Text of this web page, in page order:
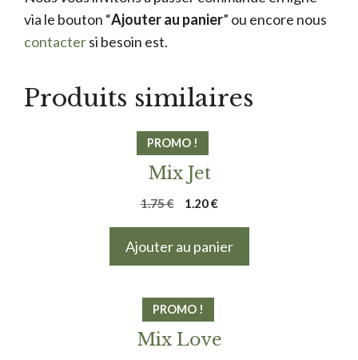
via le bouton “Ajouter au panier” ou encore nous
contactersi besoin est.
Produits similaires
PROMO !
Mix Jet
1.75€
Le
1.20€Le
actuel
Ajouter au panier
PROMO !
Mix Love